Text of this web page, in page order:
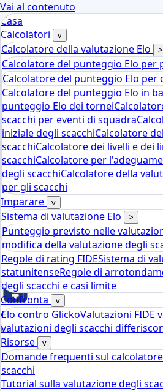
Vai al contenuto
Chess
tools
Calcolatore Rating Elo Scacchi
Casa
Calcolatori
v
Calcolatore della valutazione Elo >
Calcolatore del punteggio Elo per
Calcolatore del punteggio Elo per
Calcolatore del punteggio Elo in
punteggio Elo dei tornei
scacchi per eventi di squadra
iniziale degli scacchiCalcolatore
scacchiCalcolatore dei livelli e dei
scacchiCalcolatore per
degli scacchiCalcolatore della
per gli scacchi
Imparare
v
Sistema di valutazione Elo >
Punteggio previsto nelle
modifica della valutazione degli
Regole di rating FIDESistema di
statunitenseRegole di
degli scacchi e casi limite
Confronta
v
Elo contro GlickoValutazioni FIDE
valutazioni degli scacchi
Risorse
v
Domande frequenti sul
scacchi
Tutorial sulla valutazione degli